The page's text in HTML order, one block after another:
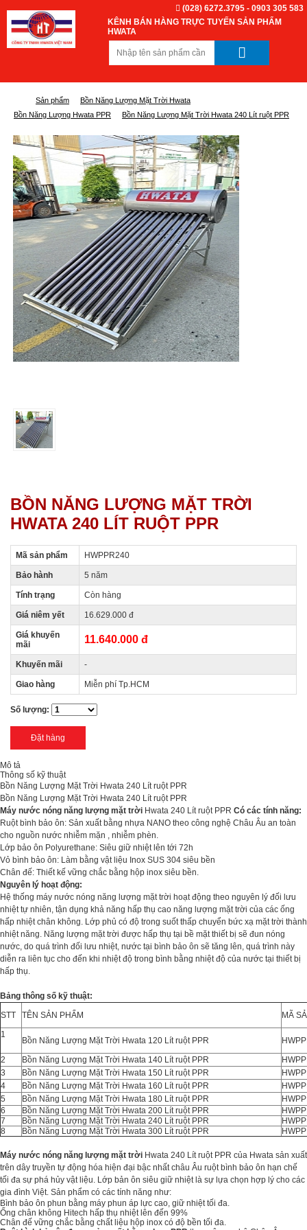
KÊNH BÁN HÀNG TRỰC TUYẾN SẢN PHẨM
HWATA
(028) 6272.3795 - 0903 305 583
Sản phẩm
Bồn Năng Lượng Mặt Trời Hwata
Bồn Năng Lượng Hwata PPR
Bồn Năng Lượng Mặt Trời Hwata 240 Lít ruột PPR
BỒN NĂNG LƯỢNG MẶT TRỜI
HWATA 240 LÍT RUỘT PPR
Mã sản phẩm HWPPR240
Bảo hành 5 năm
Tính trạng Còn hàng
Giá niêm yết 16.629.000 đ
Giá khuyến
mãi
11.640.000 đ
Khuyến mãi -
Giao hàng Miễn phí Tp.HCM
Số lượng:
Mô tả
Thông số kỹ thuật
Bồn Năng Lượng Mặt Trời Hwata 240 Lít ruột PPR
Bồn Năng Lượng Mặt Trời Hwata 240 Lít ruột PPR
Máy nước nóng năng lượng mặt trời Hwata 240 Lít ruột PPR Có các tính năng:
Ruột bình bảo ôn: Sản xuất bằng nhựa NANO theo công nghệ Châu Âu an toàn
cho nguồn nước nhiễm mặn , nhiễm phèn.
Lớp bảo ôn Polyurethane: Siêu giữ nhiệt lên tới 72h
Vỏ bình bảo ôn: Làm bằng vật liệu Inox SUS 304 siêu bền
Chân đế: Thiết kế vững chắc bằng hộp inox siêu bền.
Nguyên lý hoạt động:
Hệ thống máy nước nóng năng lượng mặt trời hoạt động theo nguyên lý đối lưu
nhiệt tự nhiên, tận dụng khả năng hấp thụ cao năng lượng mặt trời của các ống
hấp nhiệt chân không. Lớp phủ có độ trong suốt thấp chuyển bức xạ mặt trời thành
nhiệt năng. Năng lượng mặt trời được hấp thụ tại bề mặt thiết bị sẽ đun nóng
nước, do quá trình đối lưu nhiệt, nước tại bình bảo ôn sẽ tăng lên, quá trình này
diễn ra liên tục cho đến khi nhiệt độ trong bình bằng nhiệt độ của nước tại thiết bị
hấp thụ.
Bảng thông số kỹ thuật:
STT
TÊN SẢN PHẨM
MÃ
1
Bồn Năng Lượng Mặt Trời Hwata 120 Lít ruột PPR
2
Bồn Năng Lượng Mặt Trời Hwata 140 Lít ruột PPR
3
Bồn Năng Lượng Mặt Trời Hwata 150 Lít ruột PPR
4
Bồn Năng Lượng Mặt Trời Hwata 160 Lít ruột PPR
5
Bồn Năng Lượng Mặt Trời Hwata 180 Lít ruột PPR
6
Bồn Năng Lượng Mặt Trời Hwata 200 Lít ruột PPR
7
Bồn Năng Lượng Mặt Trời Hwata 240 Lít ruột PPR
8
Bồn Năng Lượng Mặt Trời Hwata 300 Lít ruột PPR
Máy nước nóng năng lượng mặt trời Hwata 240 Lít ruột PPR của Hwata sản xuất
trên dây truyền tự động hóa hiện đại bậc nhất châu Âu ruột bình bảo ôn hạn chế
tối đa sự phá hủy vật liệu. Lớp bản ôn siêu giữ nhiệt là sự lựa chọn hợp lý cho các
gia đình Việt. Sản phẩm có các tính năng như:
Bình bảo ôn phun bằng máy phun áp lực cao, giữ nhiệt tối đa.
Ống chân không Hitech hấp thụ nhiệt lên đến 99%
Chân đế vững chắc bằng chất liệu hộp inox có độ bền tối đa.